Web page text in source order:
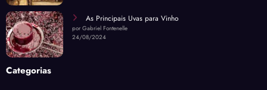
As Principais Uvas para Vinho
por Gabriel Fontenelle
24/08/2024
Categorias